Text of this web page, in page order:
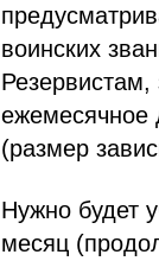
воинских
ежемесячное
(размер
Нужно будет
месяц